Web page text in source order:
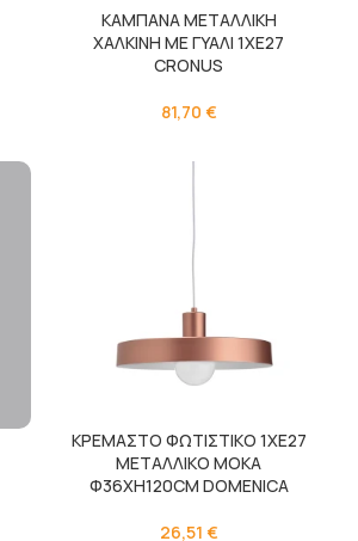
ΚΑΜΠΑΝΑ ΜΕΤΑΛΛΙΚΗ
ΧΑΛΚΙΝΗ ΜΕ ΓΥΑΛΙ 1XE27
CRONUS
81,70 €
ΚΡΕΜΑΣΤΟ ΦΩΤΙΣΤΙΚΟ 1ΧΕ27
ΜΕΤΑΛΛΙΚΟ ΜΟΚΑ
Φ36ΧΗ120CM DOMENICA
26,51 €